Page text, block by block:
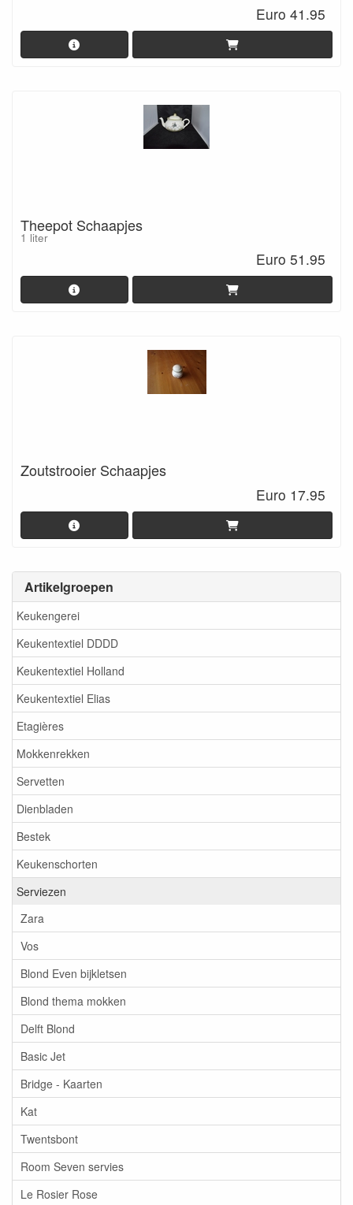
Artikelgroepen
Keukengerei
Keukentextiel DDDD
Keukentextiel Holland
Keukentextiel Elias
Etagières
Mokkenrekken
Servetten
Dienbladen
Bestek
Keukenschorten
Serviezen
Zara
Vos
Blond Even bijkletsen
Blond thema mokken
Delft Blond
Basic Jet
Bridge - Kaarten
Kat
Twentsbont
Room Seven servies
Le Rosier Rose
Euro 41.95
Theepot Schaapjes
1 liter
Euro 51.95
Zoutstrooier Schaapjes
Euro 17.95